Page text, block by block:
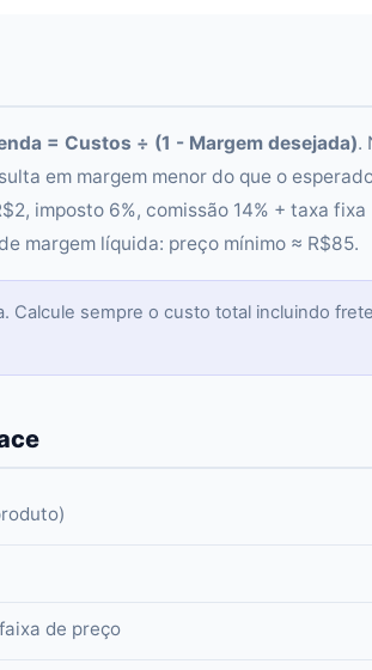
= Custos ÷ (1 - Margem desejada).
em margem menor do que o
imposto 6%, comissão 14% + taxa fixa
margem líquida: preço mínimo ≈ R$85.
sempre o custo total incluindo
de preço